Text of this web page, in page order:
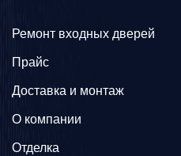
Ремонт входных дверей
Прайс
Доставка и монтаж
О компании
Отделка